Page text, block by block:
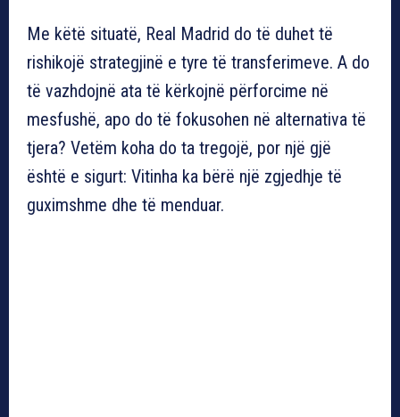
Me këtë situatë, Real Madrid do të duhet të
rishikojë strategjinë e tyre të transferimeve. A do
të vazhdojnë ata të kërkojnë përforcime në
mesfushë, apo do të fokusohen në alternativa të
tjera? Vetëm koha do ta tregojë, por një gjë
është e sigurt: Vitinha ka bërë një zgjedhje të
guximshme dhe të menduar.